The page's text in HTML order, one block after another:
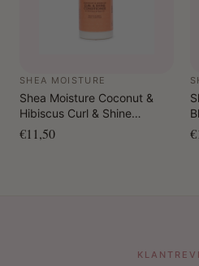
SHEA MOISTURE
Shea Moisture Coconut &
Hibiscus Curl & Shine
Conditioner 384 ml
€11,50